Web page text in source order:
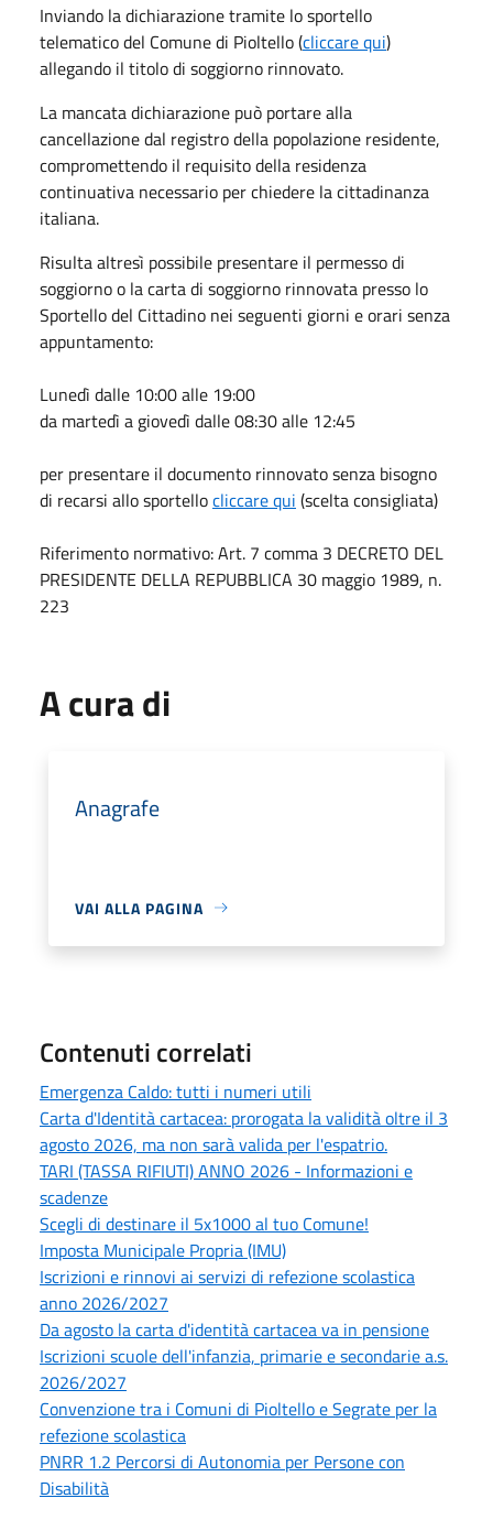
Inviando la dichiarazione tramite lo sportello
telematico del Comune di Pioltello (cliccare qui)
allegando il titolo di soggiorno rinnovato.
La mancata dichiarazione può portare alla
cancellazione dal registro della popolazione residente,
compromettendo il requisito della residenza
continuativa necessario per chiedere la cittadinanza
italiana.
Risulta altresì possibile presentare il permesso di
soggiorno o la carta di soggiorno rinnovata presso lo
Sportello del Cittadino nei seguenti giorni e orari senza
appuntamento:
Lunedì dalle 10:00 alle 19:00
da martedì a giovedì dalle 08:30 alle 12:45
per presentare il documento rinnovato senza bisogno
di recarsi allo sportellocliccare qui (scelta consigliata)
Riferimento normativo: Art. 7 comma 3 DECRETO DEL
PRESIDENTE DELLA REPUBBLICA 30 maggio 1989, n.
223
A cura di
Anagrafe
VAI ALLA PAGINA
Contenuti correlati
Emergenza Caldo: tutti i numeri utili
Carta d'Identità cartacea: prorogata la validità oltre il 3
agosto 2026, ma non sarà valida per l'espatrio.
TARI (TASSA RIFIUTI) ANNO 2026 - Informazioni e
scadenze
Scegli di destinare il 5x1000 al tuo Comune!
Imposta Municipale Propria (IMU)
Iscrizioni e rinnovi ai servizi di refezione scolastica
anno 2026/2027
Da agosto la carta d'identità cartacea va in pensione
Iscrizioni scuole dell'infanzia, primarie e secondarie a.s.
2026/2027
Convenzione tra i Comuni di Pioltello e Segrate per la
refezione scolastica
PNRR 1.2 Percorsi di Autonomia per Persone con
Disabilità